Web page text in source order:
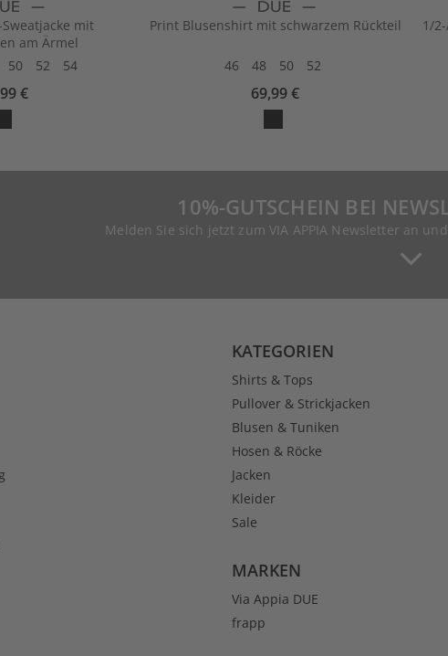
mit
am Ärmel
50 52 54
€
Print Blusenshirt mit schwarzem Rückteil
46 48 50 52
69,99 €
1/
10%-GUTSCHEIN BEI
Melden Sie sich jetzt zum VIA APPIA Newsletter an
KATEGORIEN
Shirts & Tops
Pullover & Strickjacken
Blusen & Tuniken
Hosen & Röcke
Jacken
Kleider
Sale
MARKEN
Via Appia DUE
frapp